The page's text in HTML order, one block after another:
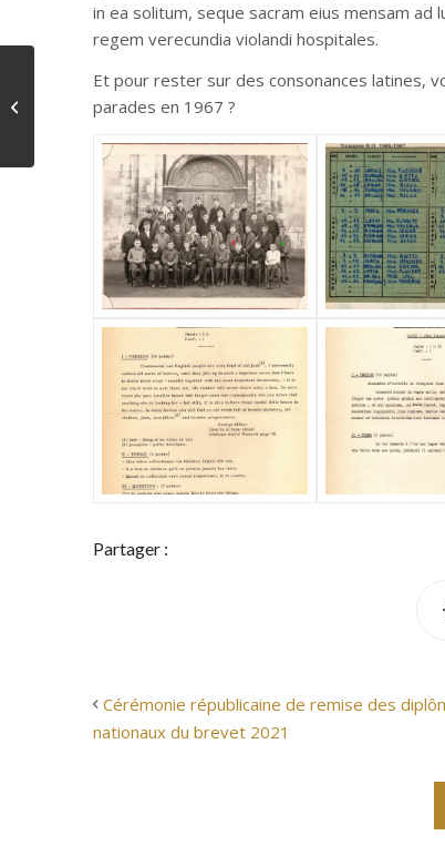
in ea solitum, seque sacram eius mensam
regem verecundia violandi hospitales.
Et pour rester sur des consonances latines,
parades en 1967 ?
Partager :
Cérémonie républicaine de remise des
nationaux du brevet 2021
Cérémonie
républicaine de remise
des diplômes
nationaux du brevet